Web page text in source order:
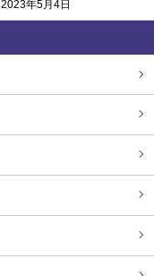
2023年5月4日